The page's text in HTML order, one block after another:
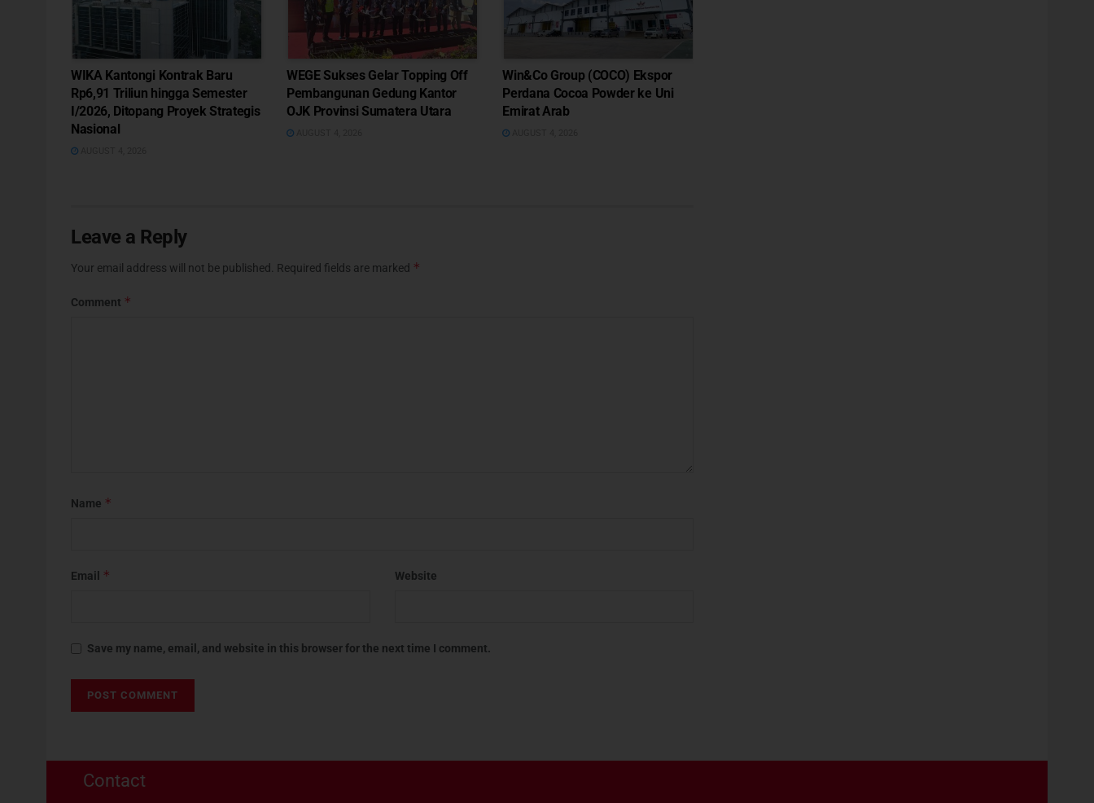
WIKA Kantongi Kontrak Baru
Rp6,91 Triliun hingga Semester
I/2026, Ditopang Proyek Strategis
Nasional
WEGE Sukses Gelar Topping Off
Pembangunan Gedung Kantor
OJK Provinsi Sumatera Utara
Win&Co Group (COCO) Ekspor
Perdana Cocoa Powder ke Uni
Emirat Arab
Leave a Reply
Your email address will not be published. Required fields are marked *
Comment *
Name *
Email * Website
Save my name, email, and website in this browser for the next time I comment.
Contact